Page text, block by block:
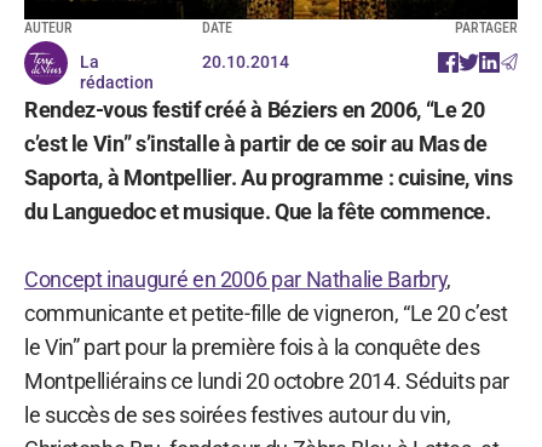
AUTEUR
La
rédaction
DATE
20.10.2014
PARTAGER
Rendez-vous festif créé à Béziers en 2006, “Le 20
c’est le Vin” s’installe à partir de ce soir au Mas de
Saporta, à Montpellier. Au programme : cuisine, vins
du Languedoc et musique. Que la fête commence.
Concept inauguré en 2006 par Nathalie Barbry,
communicante et petite-fille de vigneron, “Le 20 c’est
le Vin” part pour la première fois à la conquête des
Montpelliérains ce lundi 20 octobre 2014. Séduits par
le succès de ses soirées festives autour du vin,